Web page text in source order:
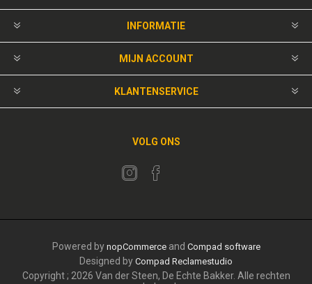
INFORMATIE
MIJN ACCOUNT
KLANTENSERVICE
VOLG ONS
Powered by nopCommerceand Compad software
Designed by Compad Reclamestudio
Copyright ; 2026 Van der Steen, De Echte Bakker. Alle rechten